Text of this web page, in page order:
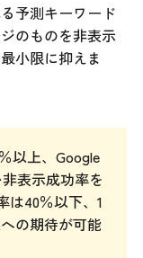
予測キーワード
のものを非表示
小限に抑えま
以上、Google
表示成功率を
は40％以下、1
の期待が可能